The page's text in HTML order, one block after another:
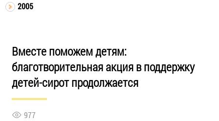
2005
Вместе поможем детям:
благотворительная акция в поддержку
детей-сирот продолжается
977